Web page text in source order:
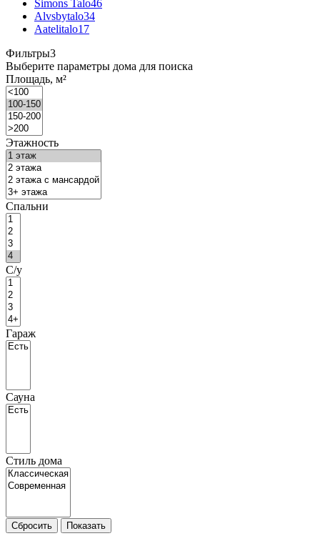
Simons Talo46
Alvsbytalo34
Aatelitalo17
Фильтры3
Выберите параметры дома для поиска
Площадь, м²
Этажность
Спальни
С/у
Гараж
Сауна
Стиль дома
Сбросить Показать